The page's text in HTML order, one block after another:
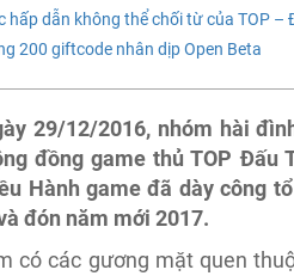
hấp dẫn không thể chối từ của TOP –
200 giftcode nhân dịp Open Beta
29/12/2016, nhóm hài
đồng game thủ TOP Đấu
Hành game đã dày công
đón năm mới 2017.
có các gương mặt quen